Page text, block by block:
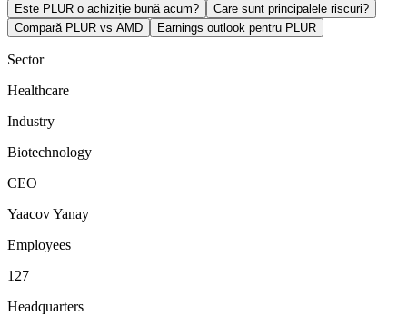
Este PLUR o achiziție bună acum?
Care sunt principalele riscuri?
Compară PLUR vs AMD
Earnings outlook pentru PLUR
Sector
Healthcare
Industry
Biotechnology
CEO
Yaacov Yanay
Employees
127
Headquarters